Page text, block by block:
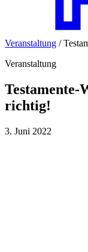
Veranstaltung /
Veranstaltung
Testamente-
richtig!
3. Juni 2022